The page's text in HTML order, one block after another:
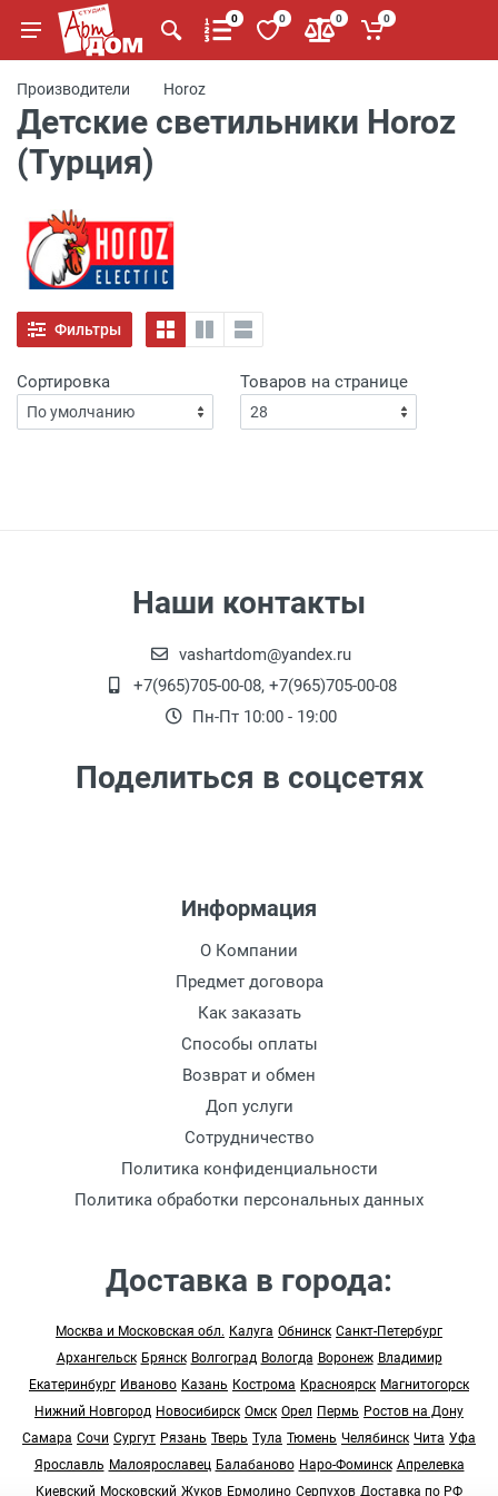
0 0 0 0
Производители Horoz
Детские светильники Horoz
(Турция)
Фильтры
Сортировка Товаров на странице
Наши контакты
vashartdom@yandex.ru
+7(965)705-00-08, +7(965)705-00-08
Пн-Пт 10:00 - 19:00
Поделиться в соцсетях
Информация
О Компании
Предмет договора
Как заказать
Способы оплаты
Возврат и обмен
Доп услуги
Сотрудничество
Политика конфиденциальности
Политика обработки персональных данных
Доставка в города:
Москва и Московская обл. Калуга Обнинск Санкт-Петербург
Архангельск Брянск Волгоград Вологда Воронеж Владимир
Екатеринбург Иваново Казань Кострома Красноярск Магнитогорск
Нижний Новгород Новосибирск Омск Орел Пермь Ростов на Дону
Самара Сочи Сургут Рязань Тверь Тула Тюмень Челябинск Чита Уфа
Ярославль Малоярославец Балабаново Наро-Фоминск Апрелевка
Киевский Московский Жуков Ермолино Серпухов Доставка по РФ